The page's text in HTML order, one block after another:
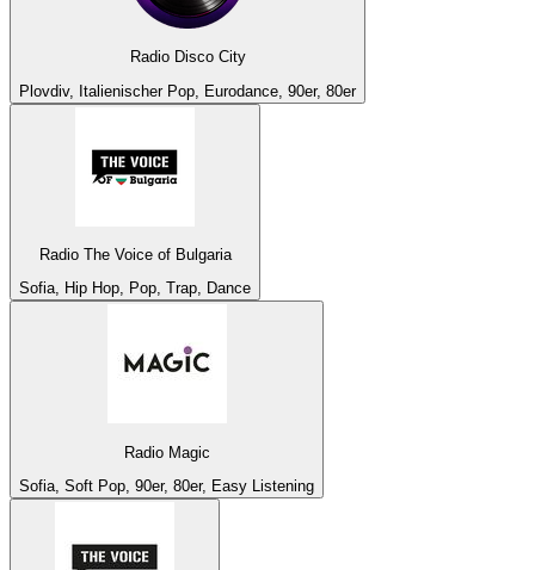
Radio Disco City
Plovdiv, Italienischer Pop, Eurodance, 90er, 80er
Radio The Voice of Bulgaria
Sofia, Hip Hop, Pop, Trap, Dance
Radio Magic
Sofia, Soft Pop, 90er, 80er, Easy Listening